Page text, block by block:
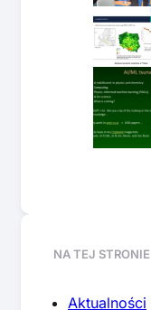
NA TEJ STRONIE
Aktualności